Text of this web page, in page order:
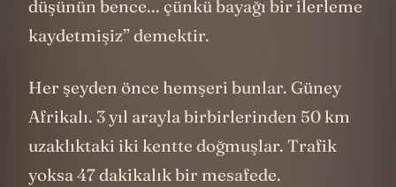
düşünün bence... çünkü bayağı bir ilerleme
kaydetmişiz” demektir.
Her şeyden önce hemşeri bunlar. Güney
Afrikalı. 3 yıl arayla birbirlerinden 50 km
uzaklıktaki iki kentte doğmuşlar. Trafik
yoksa 47 dakikalık bir mesafede.